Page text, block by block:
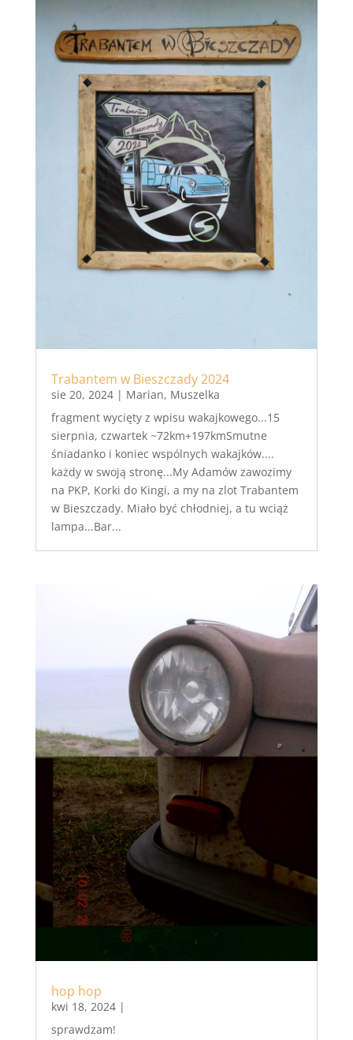
Trabantem w Bieszczady 2024
sie 20, 2024| Marian, Muszelka
fragment wycięty z wpisu wakajkowego...15
sierpnia, czwartek ~72km+197kmSmutne
śniadanko i koniec wspólnych wakajków....
każdy w swoją stronę...My Adamów zawozimy
na PKP, Korki do Kingi, a my na zlot Trabantem
w Bieszczady. Miało być chłodniej, a tu wciąż
lampa...Bar...
hop hop
kwi 18, 2024|
sprawdzam!